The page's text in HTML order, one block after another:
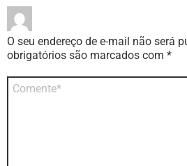
O seu endereço de e-mail não será
obrigatórios são marcados com *
Comentário